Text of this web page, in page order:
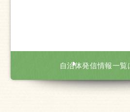
自治体発信情報一覧